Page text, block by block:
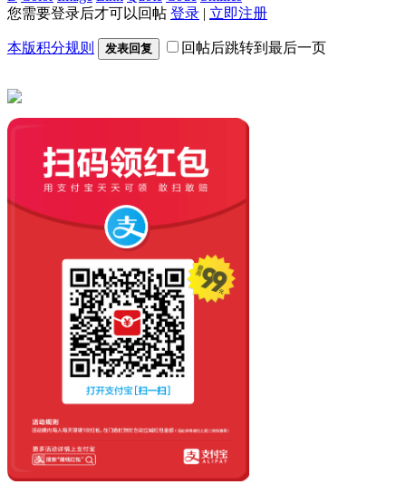
您需要登录后才可以回帖 登录 | 立即注册
本版积分规则 发表回复 回帖后跳转到最后一页